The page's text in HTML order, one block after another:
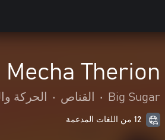
Therion
Big Sugar
• القناص • الحركة
12 من اللغات المدعمة